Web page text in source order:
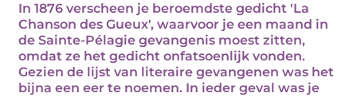
In 1876 verscheen je beroemdste gedicht 'La
Chanson des Gueux', waarvoor je een maand in
de Sainte-Pélagie gevangenis moest zitten,
omdat ze het gedicht onfatsoenlijk vonden.
Gezien de lijst van literaire gevangenen was het
bijna een eer te noemen. In ieder geval was je